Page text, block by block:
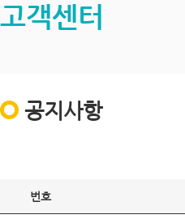
고객센터
공지사항
번호